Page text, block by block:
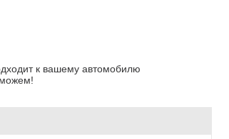
к вашему автомобилю